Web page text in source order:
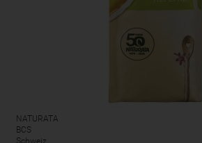
NATURATA
BCS
Schweiz